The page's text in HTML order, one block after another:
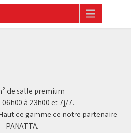
de salle premium
à 23h00 et 7j/7.
de gamme de notre partenaire
PANATTA.